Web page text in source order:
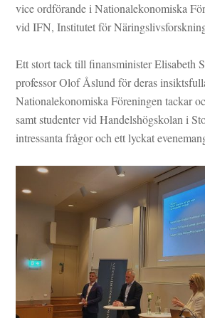
vice ordförande i Nationalekonomiska
vidIFN, Institutet för
Ett stort tack till finansminister Elisabeth
professor Olof Åslund för deras
Nationalekonomiska Föreningen tackar
samt studenter vid Handelshögskolan i
intressanta frågor och ett lyckat